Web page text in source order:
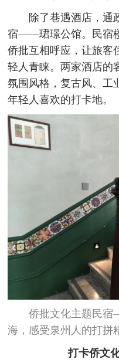
除了巷遇酒店，通
宿——珺璟公馆。民宿
侨批互相呼应，让旅客
轻人青睐。两家酒店的
氛围风格，复古风、工
年轻人喜欢的打卡地。
侨批文化主题民
海，感受泉州人的打拼
打卡侨文